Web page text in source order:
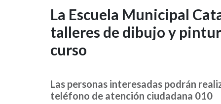
La
Escuela
Municipal
Catalina
de
La Escuela Municipal
talleres de dibujo y
curso
Las personas interesadas podrán
teléfono de atención ciudadana 010